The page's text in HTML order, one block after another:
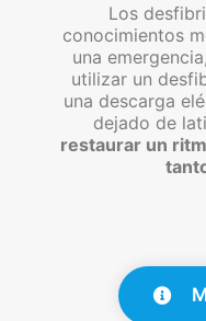
Los
conocimientos
una
utilizar un
una descarga
dejado de
restaurar un